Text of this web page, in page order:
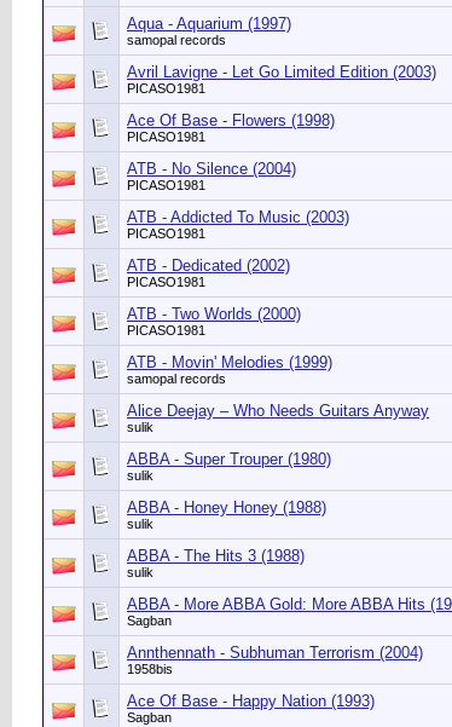
Aqua - Aquarium (1997)
samopal records
Avril Lavigne - Let Go Limited Edition (2003)
PICASO1981
Ace Of Base - Flowers (1998)
PICASO1981
ATB - No Silence (2004)
PICASO1981
ATB - Addicted To Music (2003)
PICASO1981
ATB - Dedicated (2002)
PICASO1981
ATB - Two Worlds (2000)
PICASO1981
ATB - Movin' Melodies (1999)
samopal records
Alice Deejay ‎– Who Needs Guitars Anyway
sulik
ABBA ‎- Super Trouper (1980)
sulik
ABBA - Honey Honey (1988)
sulik
ABBA - The Hits 3 (1988)
sulik
ABBA - More ABBA Gold: More ABBA Hits
Sagban
Annthennath - Subhuman Terrorism (2004)
1958bis
Ace Of Base - Happy Nation (1993)
Sagban